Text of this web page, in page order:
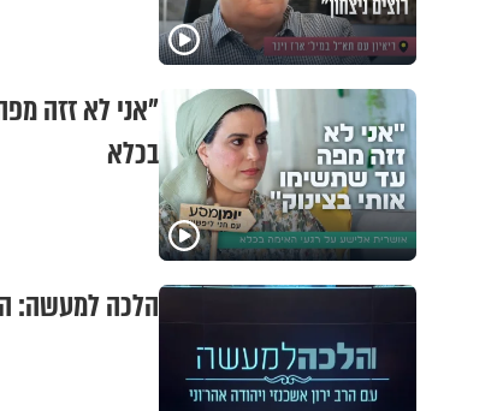
"אני לא זזה
בכלא
הלכה למעשה: